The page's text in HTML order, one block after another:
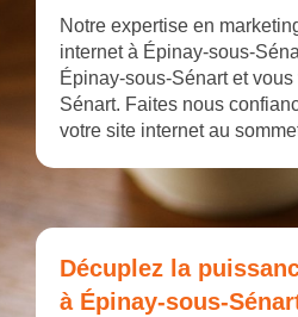
Notre expertise en
internet à Épinay-sous-
Épinay-sous-Sénart et
Sénart. Faites nous
votre site internet au
Décuplez la
à Épinay-sous-